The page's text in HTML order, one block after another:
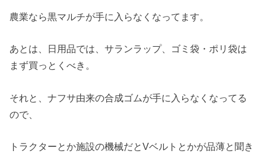
農業なら黒マルチが手に入らなくなってます。
あとは、日用品では、サランラップ、ゴミ袋・ポリ袋は
まず買っとくべき。
それと、ナフサ由来の合成ゴムが手に入らなくなってる
ので、
トラクターとか施設の機械だとVベルトとかが品薄と聞き